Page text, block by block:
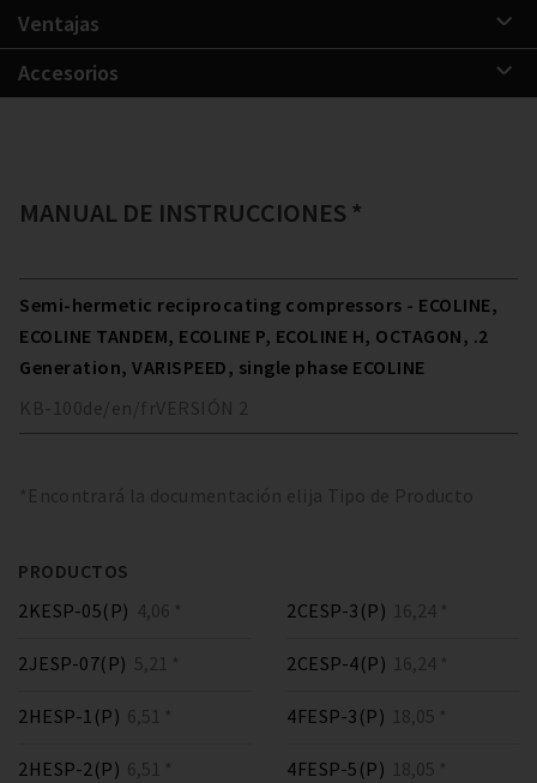
Ventajas
Accesorios
MANUAL DE INSTRUCCIONES *
Semi-hermetic reciprocating compressors - ECOLINE,
ECOLINE TANDEM, ECOLINE P, ECOLINE H, OCTAGON, .2
Generation, VARISPEED, single phase ECOLINE
KB-100de/en/fr VERSIÓN 2
*Encontrará la documentación elija Tipo de Producto
PRODUCTOS
2KESP-05(P) 4,06 *
2JESP-07(P) 5,21 *
2HESP-1(P) 6,51 *
2HESP-2(P) 6,51 *
2CESP-3(P) 16,24 *
2CESP-4(P) 16,24 *
4FESP-3(P) 18,05 *
4FESP-5(P) 18,05 *